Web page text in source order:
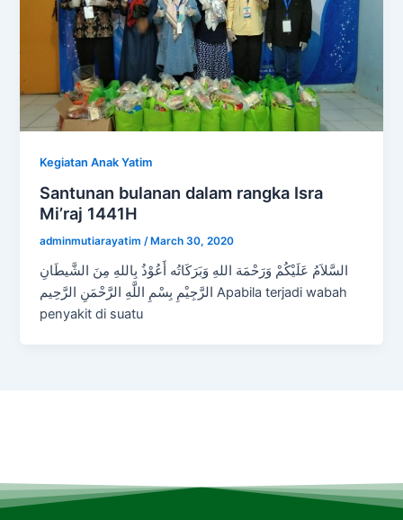
Kegiatan Anak Yatim
Santunan bulanan dalam rangka Isra
Mi’raj 1441H
adminmutiarayatim/ March 30, 2020
السَّلاَمُ عَلَيْكُمْ وَرَحْمَة اللهِ وَبَرَكَاتُه أَعُوْذُ بِاللهِ مِنَ الشَّيطَانِ
الرَّجِيْمِ بِسْمِ اللَّهِ الرَّحْمَنِ الرَّحِيم Apabila terjadi wabah
penyakit di suatu